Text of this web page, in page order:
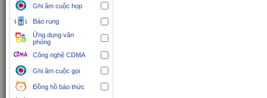
Ghi âm cuộc họp
Báo rung
Ứng dụng văn
phòng
Công nghệ CDMA
Ghi âm cuộc gọi
Đồng hồ báo thức